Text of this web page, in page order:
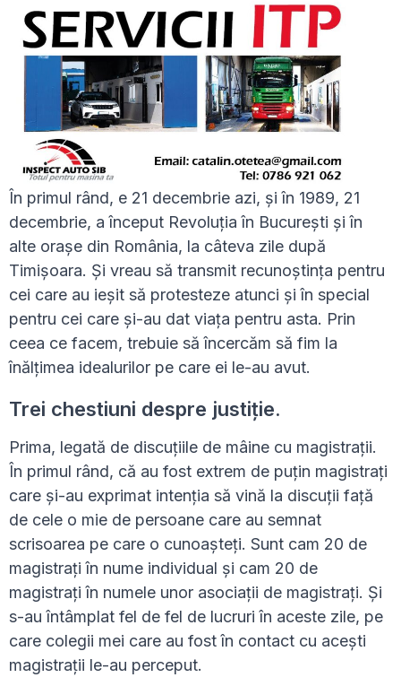
În primul rând, e 21 decembrie azi, și în 1989, 21
decembrie, a început Revoluția în București și în
alte orașe din România, la câteva zile după
Timișoara. Și vreau să transmit recunoștința pentru
cei care au ieșit să protesteze atunci și în special
pentru cei care și-au dat viața pentru asta. Prin
ceea ce facem, trebuie să încercăm să fim la
înălțimea idealurilor pe care ei le-au avut.
Trei chestiuni despre justiție.
Prima, legată de discuțiile de mâine cu magistrații.
În primul rând, că au fost extrem de puțin magistrați
care și-au exprimat intenția să vină la discuții față
de cele o mie de persoane care au semnat
scrisoarea pe care o cunoașteți. Sunt cam 20 de
magistrați în nume individual și cam 20 de
magistrați în numele unor asociații de magistrați. Și
s-au întâmplat fel de fel de lucruri în aceste zile, pe
care colegii mei care au fost în contact cu acești
magistrații le-au perceput.